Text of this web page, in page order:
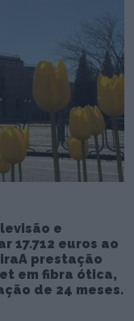
e
17.712 euros ao
prestação
em fibra ótica,
de 24 meses.